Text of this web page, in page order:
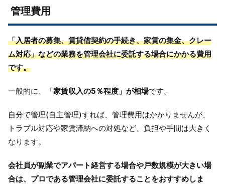
管理費用
「入居者の募集、賃貸借契約の手続き、家賃の集金、クレー
ム対応」などの業務を管理会社に委託する場合にかかる費用
です。
一般的に、「家賃収入の5％程度」が相場です。
自分で管理(自主管理)すれば、管理費用はかかりませんが、
トラブル対応や家賃滞納への対処など、負担や手間は大きく
なります。
会社員が副業でアパート経営する場合や戸数規模が大きい場
合は、プロである管理会社に委託することをおすすめしま